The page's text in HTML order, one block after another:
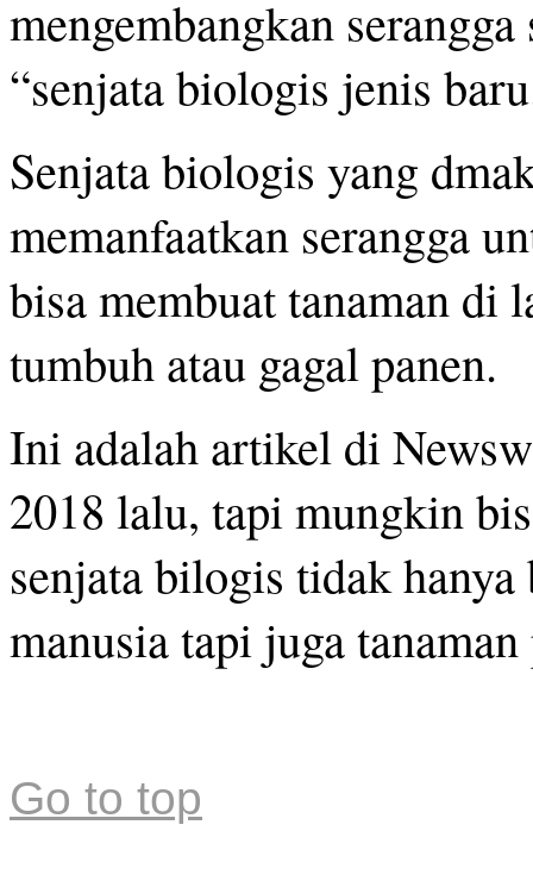
mengembangkan
“senjata biologis jenis
Senjata biologis yang
memanfaatkan serangga
bisa membuat tanaman di
tumbuh atau gagal panen.
Ini adalah artikel di
2018 lalu, tapi mungkin
senjata bilogis tidak
manusia tapi juga
Go to top